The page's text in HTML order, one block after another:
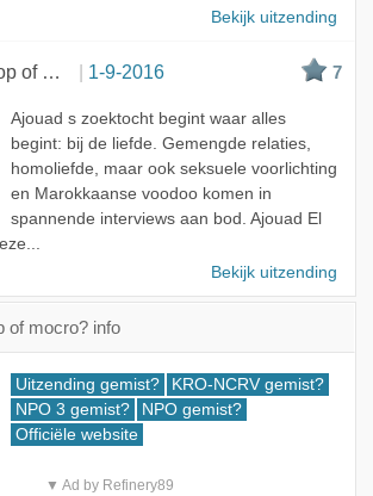
Bekijk uitzending
Ajouad: kaaskop of mocro? 1-9-2016 7
Ajouad s zoektocht begint waar alles
begint: bij de liefde. Gemengde relaties,
homoliefde, maar ook seksuele voorlichting
en Marokkaanse voodoo komen in
spannende interviews aan bod. Ajouad El
Bekijk uitzending
of mocro? info
Uitzending gemist?
KRO-NCRV gemist?
NPO 3 gemist?
NPO gemist?
Officiële website
▼ Ad by Refinery89